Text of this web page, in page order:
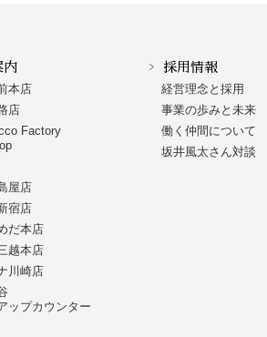
内
本店
店
Factory
屋店
宿店
だ本店
越本店
川崎店
ップカウンター
採用情報
経営理念と採用
事業の歩みと未来
働く仲間について
坂井風太さん対談